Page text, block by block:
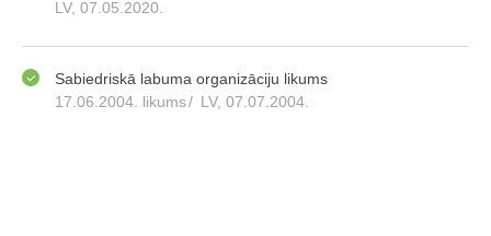
LV, 07.05.2020.
Sabiedriskā labuma organizāciju likums
17.06.2004. likums/ LV, 07.07.2004.